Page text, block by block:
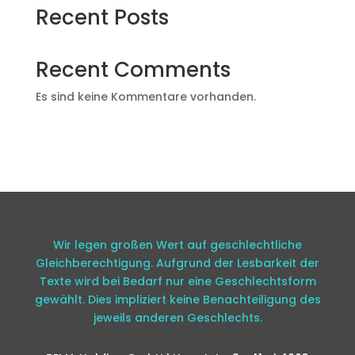
Recent Posts
Recent Comments
Es sind keine Kommentare vorhanden.
Wir legen großen Wert auf geschlechtliche
Gleichberechtigung. Aufgrund der Lesbarkeit der
Texte wird bei Bedarf nur eine Geschlechtsform
gewählt. Dies impliziert keine Benachteiligung des
jeweils anderen Geschlechts.